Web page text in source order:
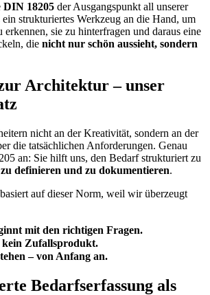
DIN 18205 der Ausgangspunkt all unserer
strukturiertes Werkzeug an die Hand, um
erkennen, sie zu hinterfragen und daraus eine
die nicht nur schön aussieht, sondern
Architektur – unser
nicht an der Kreativität, sondern an der
die tatsächlichen Anforderungen. Genau
an: Sie hilft uns, den Bedarf strukturiert zu
definieren und zu dokumentieren.
auf dieser Norm, weil wir überzeugt
mit den richtigen Fragen.
Zufallsprodukt.
– von Anfang an.
Bedarfserfassung als